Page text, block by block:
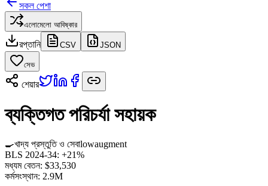
সকল পেশা
এলোমেলো আবিষ্কার
রপ্তানি CSV JSON
সেভ
শেয়ার
ব্যক্তিগত পরিচর্যা সহায়ক
🍳খাদ্য প্রস্তুতি ও সেবাlowaugment
BLS 2024-34: +21%
মধ্যম বেতন: $33,530
কর্মসংস্থান: 2.9M